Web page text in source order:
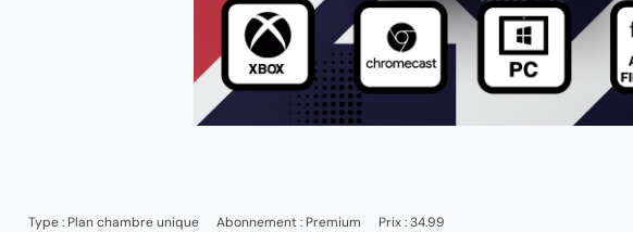
Type : Plan chambre unique Abonnement : Premium Prix : 34.99